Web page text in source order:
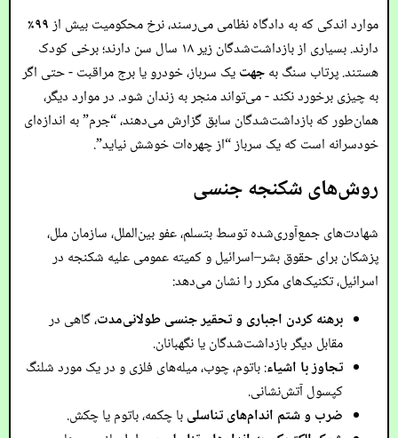
موارد اندکی که به دادگاه نظامی می‌رسند، نرخ محکومیت بیش از۹۹٪
دارند. بسیاری از بازداشت‌شدگان زیر ۱۸ سال سن دارند؛ برخی کودک
هستند. پرتاب سنگ بهجهتیک سرباز، خودرو یا برج مراقبت - حتی اگر
به چیزی برخورد نکند - می‌تواند منجر به زندان شود. در موارد دیگر،
همان‌طور که بازداشت‌شدگان سابق گزارش می‌دهند، “جرم” به اندازه‌ای
خودسرانه است که یک سرباز “از چهره‌ات خوشش نیاید”.
روش‌های شکنجه جنسی
شهادت‌های جمع‌آوری‌شده توسط بتسلم، عفو بین‌الملل، سازمان ملل،
پزشکان برای حقوق بشر–اسرائیل و کمیته عمومی علیه شکنجه در
اسرائیل، تکنیک‌های مکرر را نشان می‌دهد:
برهنه کردن اجباری و تحقیر جنسی طولانی‌مدت، گاهی در
مقابل دیگر بازداشت‌شدگان یا نگهبانان.
تجاوز با اشیاء: باتوم، چوب، میله‌های فلزی و در یک مورد شلنگ
کپسول آتش‌نشانی.
ضرب و شتم اندام‌های تناسلیبا چکمه، باتوم یا چکش.